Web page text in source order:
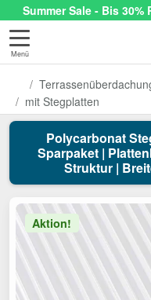
Summer Sale - Bis
Menü
mit Stegplatten
Polycarbonat
Sparpaket |
Struktur |
Aktion!